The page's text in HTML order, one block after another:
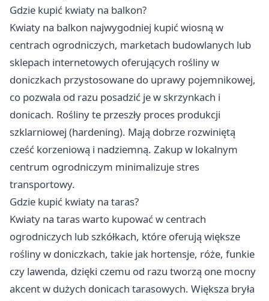
Gdzie kupić kwiaty na balkon?
Kwiaty na balkon najwygodniej kupić wiosną w
centrach ogrodniczych, marketach budowlanych lub
sklepach internetowych oferujących rośliny w
doniczkach przystosowane do uprawy pojemnikowej,
co pozwala od razu posadzić je w skrzynkach i
donicach. Rośliny te przeszły proces produkcji
szklarniowej (hardening). Mają dobrze rozwiniętą
cześć korzeniową i nadziemną. Zakup w lokalnym
centrum ogrodniczym minimalizuje stres
transportowy.
Gdzie kupić kwiaty na taras?
Kwiaty na taras warto kupować w centrach
ogrodniczych lub szkółkach, które oferują większe
rośliny w doniczkach, takie jak hortensje, róże, funkie
czy lawenda, dzięki czemu od razu tworzą one mocny
akcent w dużych donicach tarasowych. Większa bryła